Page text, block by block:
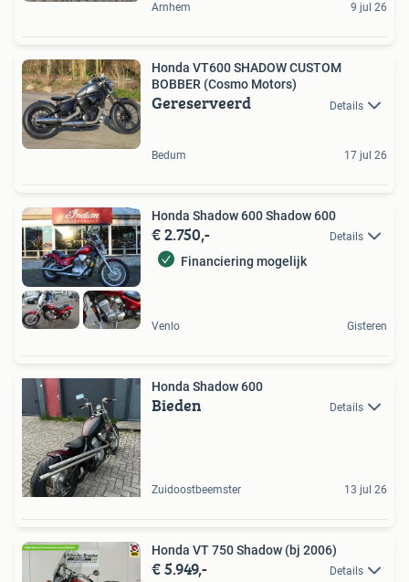
Arnhem 9 jul 26
Honda VT600 SHADOW CUSTOM
BOBBER (Cosmo Motors)
Gereserveerd Details
Bedum 17 jul 26
Honda Shadow 600 Shadow 600
€ 2.750,- Details
Financiering mogelijk
Venlo Gisteren
Honda Shadow 600
Bieden Details
Zuidoostbeemster 13 jul 26
Honda VT 750 Shadow (bj 2006)
€ 5.949,- Details